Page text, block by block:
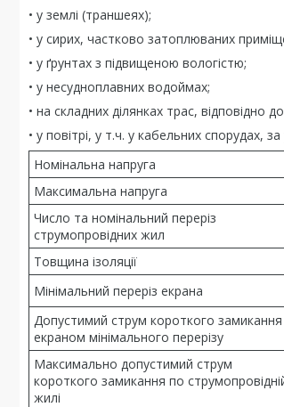
• у землі (траншеях);
• у сирих, частково затоплюваних
• у ґрунтах з підвищеною вологістю;
• у несудноплавних водоймах;
• на складних ділянках трас, відповідно
• у повітрі, у т.ч. у кабельних спорудах,
Номінальна напруга
Максимальна напруга
Число та номінальний переріз
струмопровідних жил
Товщина ізоляції
Мінімальний переріз екрана
Допустимий струм короткого замикання
екраном мінімального перерізу
Максимально допустимий струм
короткого замикання по
жилі